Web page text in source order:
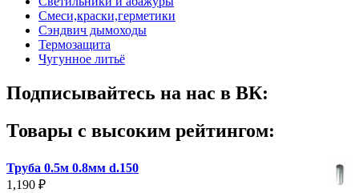
Смеси,краски,герметики
Сэндвич дымоходы
Термозащита
Чугунное литьё
Подписывайтесь на нас в ВК:
Товары с высоким рейтингом:
Труба 0.5м 0.8мм d.150
1,190 ₽